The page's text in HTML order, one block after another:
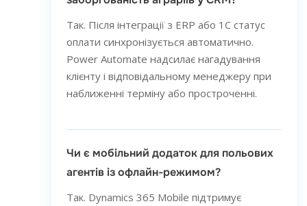
Так. Після інтеграції з ERP або 1С статус
оплати синхронізується автоматично.
Power Automate надсилає нагадування
клієнту і відповідальному менеджеру при
наближенні терміну або простроченні.
Чи є мобільний додаток для польових
агентів із офлайн-режимом?
Так. Dynamics 365 Mobile підтримує